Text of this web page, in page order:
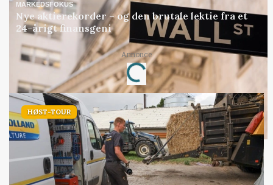
MARKEDSFOKUS
Nye aktierekorder – og den brutale lektie fra et
24-årigt finansgeni
Annonce
Loading...
HØST-TOUR